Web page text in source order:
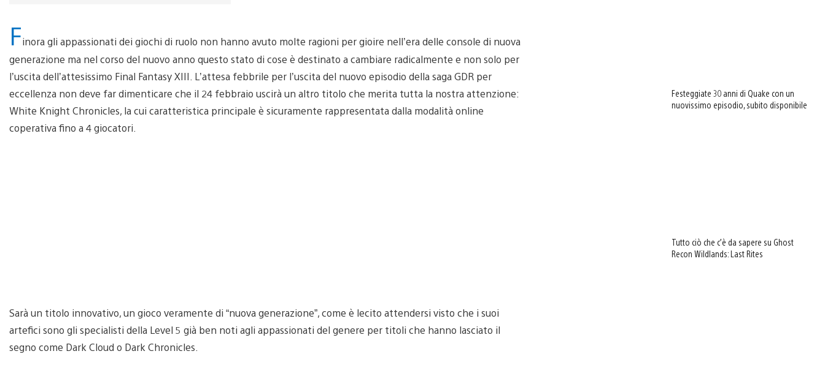
Finora gli appassionati dei giochi di ruolo non hanno avuto molte ragioni per gioire nell’era delle console di nuova
generazione ma nel corso del nuovo anno questo stato di cose è destinato a cambiare radicalmente e non solo per
l’uscita dell’attesissimo Final Fantasy XIII. L’attesa febbrile per l’uscita del nuovo episodio della saga GDR per
eccellenza non deve far dimenticare che il 24 febbraio uscirà un altro titolo che merita tutta la nostra attenzione:
White Knight Chronicles, la cui caratteristica principale è sicuramente rappresentata dalla modalità online
coperativa fino a 4 giocatori.
Sarà un titolo innovativo, un gioco veramente di “nuova generazione”, come è lecito attendersi visto che i suoi
artefici sono gli specialisti della Level 5 già ben noti agli appassionati del genere per titoli che hanno lasciato il
segno come Dark Cloud o Dark Chronicles.
Festeggiate 30 anni di Quake con un
nuovissimo episodio, subito disponibile
Tutto ciò che c’è da sapere su Ghost
Recon Wildlands: Last Rites